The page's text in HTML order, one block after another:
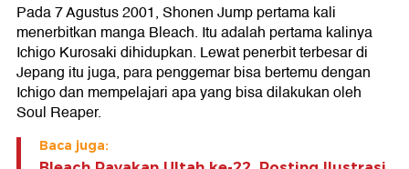
Pada 7 Agustus 2001, Shonen Jump pertama kali
menerbitkan manga Bleach. Itu adalah pertama kalinya
Ichigo Kurosaki dihidupkan. Lewat penerbit terbesar di
Jepang itu juga, para penggemar bisa bertemu dengan
Ichigo dan mempelajari apa yang bisa dilakukan oleh
Soul Reaper.
Baca juga: